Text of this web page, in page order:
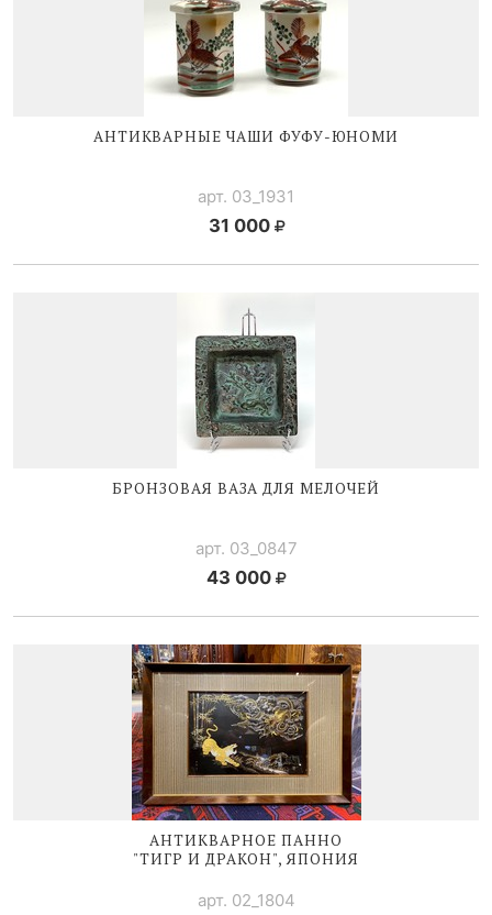
АНТИКВАРНЫЕ ЧАШИ ФУФУ-ЮНОМИ
арт. 03_1931
31 000
БРОНЗОВАЯ ВАЗА ДЛЯ МЕЛОЧЕЙ
арт. 03_0847
43 000
АНТИКВАРНОЕ ПАННО
"ТИГР И ДРАКОН", ЯПОНИЯ
арт. 02_1804